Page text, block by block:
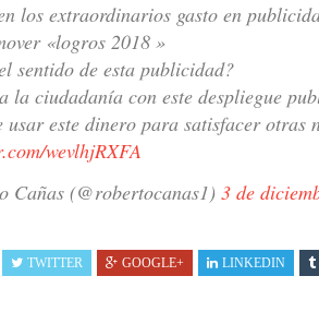
los extraordinarios gasto en
«logros 2018 »
sentido de esta publicidad?
la ciudadanía con este despliegue
usar este dinero para satisfacer otras
wevlhjRXFA
Cañas (@robertocanas1) 3 de
TWITTER GOOGLE+ LINKEDIN